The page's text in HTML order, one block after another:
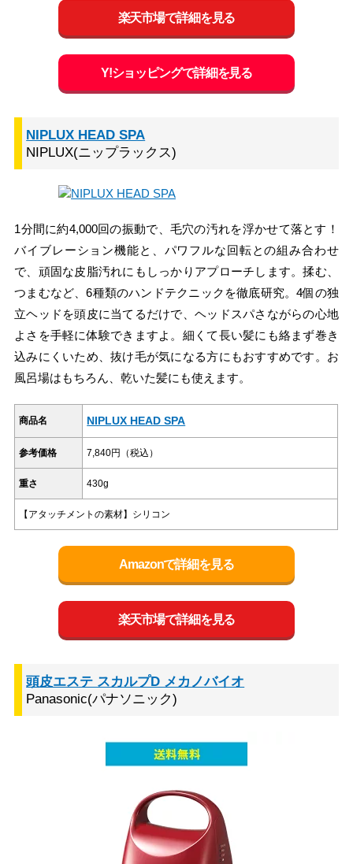
楽天市場で詳細を見る
Y!ショッピングで詳細を見る
NIPLUX HEAD SPA
NIPLUX(ニップラックス)
1分間に約4,000回の振動で、毛穴の汚れを浮かせて落とす！
バイブレーション機能と、パワフルな回転との組み合わせ
で、頑固な皮脂汚れにもしっかりアプローチします。揉む、
つまむなど、6種類のハンドテクニックを徹底研究。4個の独
立ヘッドを頭皮に当てるだけで、ヘッドスパさながらの心地
よさを手軽に体験できますよ。細くて長い髪にも絡まず巻き
込みにくいため、抜け毛が気になる方にもおすすめです。お
風呂場はもちろん、乾いた髪にも使えます。
商品名 NIPLUX HEAD SPA
参考価格 7,840円（税込）
重さ 430g
【アタッチメントの素材】シリコン
Amazonで詳細を見る
楽天市場で詳細を見る
頭皮エステ スカルプD メカノバイオ
Panasonic(パナソニック)